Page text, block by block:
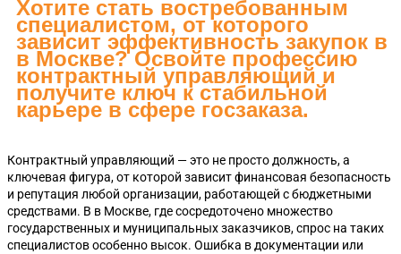
Хотите стать востребованным
специалистом, от которого
зависит эффективность закупок в
в Москве? Освойте профессию
контрактный управляющий и
получите ключ к стабильной
карьере в сфере госзаказа.
Контрактный управляющий — это не просто должность, а
ключевая фигура, от которой зависит финансовая безопасность
и репутация любой организации, работающей с бюджетными
средствами. В в Москве, где сосредоточено множество
государственных и муниципальных заказчиков, спрос на таких
специалистов особенно высок. Ошибка в документации или